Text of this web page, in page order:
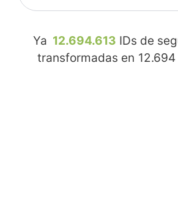
Ya 12.694.613 IDs de
transformadas en 12.694